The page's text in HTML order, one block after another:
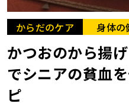
からだのケア 身体の
かつおのから揚
でシニアの貧血
ピ